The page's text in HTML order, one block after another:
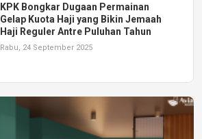
KPK Bongkar Dugaan Permainan
Gelap Kuota Haji yang Bikin Jemaah
Haji Reguler Antre Puluhan Tahun
Rabu, 24 September 2025